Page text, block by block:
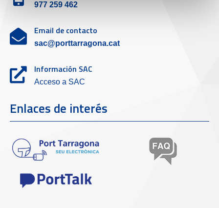
977 259 462
Email de contacto
sac@porttarragona.cat
Información SAC
Acceso a SAC
Enlaces de interés